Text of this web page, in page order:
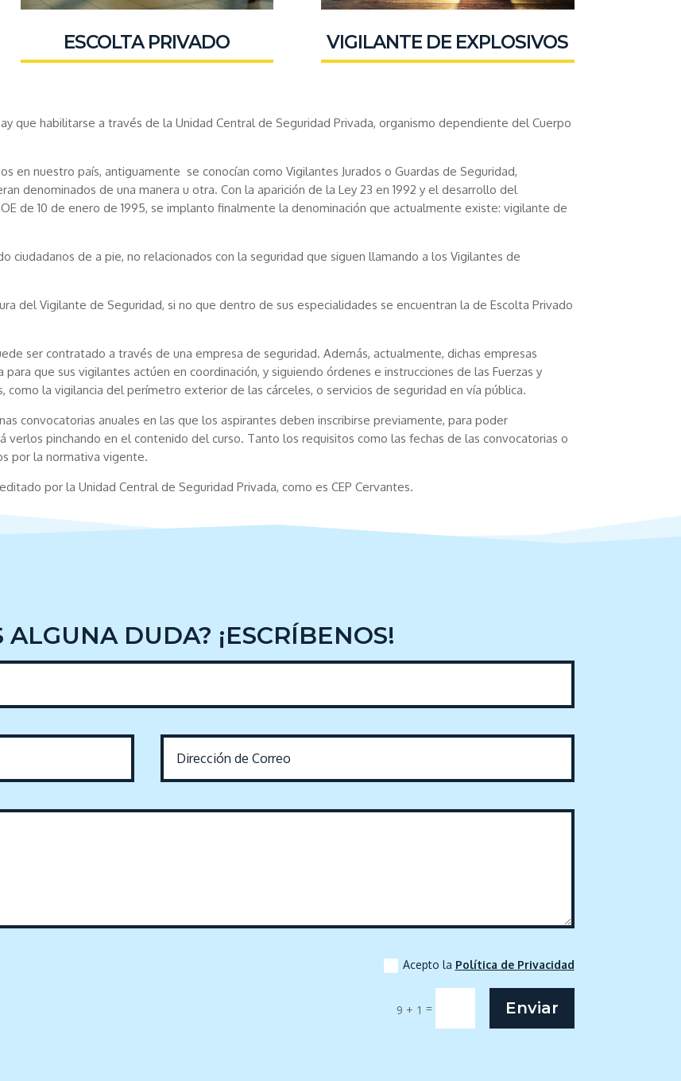
ESCOLTA PRIVADO VIGILANTE DE EXPLOSIVOS
que habilitarse a través de la Unidad Central de Seguridad Privada, organismo dependiente del Cuerpo
en nuestro país, antiguamente se conocían como Vigilantes Jurados o Guardas de Seguridad,
denominados de una manera u otra. Con la aparición de la Ley 23 en 1992 y el desarrollo del
de 10 de enero de 1995, se implanto finalmente la denominación que actualmente existe: vigilante de
ciudadanos de a pie, no relacionados con la seguridad que siguen llamando a los Vigilantes de
del Vigilante de Seguridad, si no que dentro de sus especialidades se encuentran la de Escolta Privado
ser contratado a través de una empresa de seguridad. Además, actualmente, dichas empresas
que sus vigilantes actúen en coordinación, y siguiendo órdenes e instrucciones de las Fuerzas y
como la vigilancia del perímetro exterior de las cárceles, o servicios de seguridad en vía pública.
convocatorias anuales en las que los aspirantes deben inscribirse previamente, para poder
verlos pinchando en el contenido del curso. Tanto los requisitos como las fechas de las convocatorias o
por la normativa vigente.
por la Unidad Central de Seguridad Privada, como es CEP Cervantes.
ALGUNA DUDA? ¡ESCRÍBENOS!
Acepto la Política de Privacidad
9 + 1 = Enviar